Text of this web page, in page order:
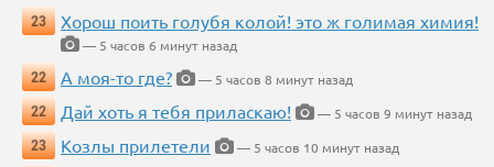
23
Хорош поить голубя колой! это ж голимая химия!
— 5 часов 6 минут назад
22
А моя-то где?
— 5 часов 8 минут назад
22
Дай хоть я тебя приласкаю!
— 5 часов 9 минут назад
23
Козлы прилетели
— 5 часов 10 минут назад